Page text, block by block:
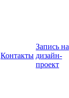
Контакты
Запись на
дизайн-
проект